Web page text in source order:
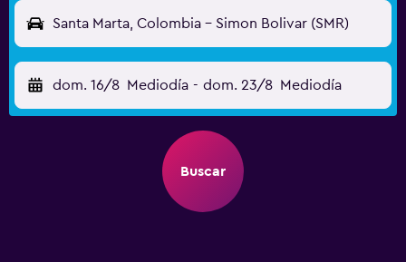
Santa Marta, Colombia - Simon Bolivar (SMR)
dom. 16/8 Mediodía - dom. 23/8 Mediodía
Buscar